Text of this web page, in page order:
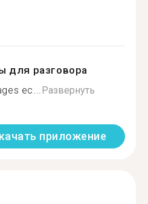
разговора
ec... Развернуть
приложение